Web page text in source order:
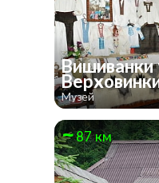
Вишиванки
Музей
87 км